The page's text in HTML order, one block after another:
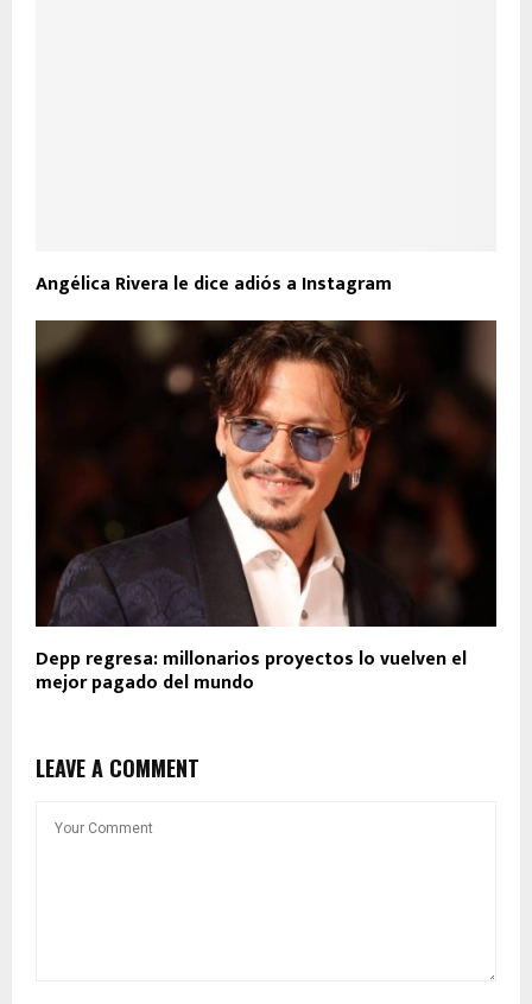
Angélica Rivera le dice adiós a Instagram
Depp regresa: millonarios proyectos lo vuelven el
mejor pagado del mundo
LEAVE A COMMENT